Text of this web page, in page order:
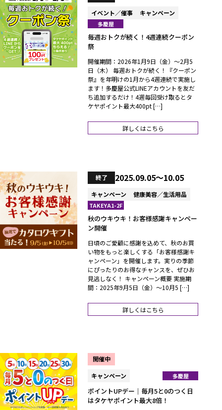
イベント／催事 キャンペーン
多慶屋
毎週おトクが続く！4週連続クーポン
祭
開催期間：2026年1月9日（金）～2月5
日（木） 毎週おトクが続く！『クーポン
祭』を年明けの1月から4週連続で実施し
ます！多慶屋公式LINEアカウントを友だ
ち追加するだけ！4週毎回受け取るとタ
ケヤポイント最大400pt […]
詳しくはこちら
終了 2025.09.05～10.05
キャンペーン 健康美容／生活用品
TAKEYA1-2F
秋のウキウキ！お客様感謝キャンペー
ン開催
日頃のご愛顧に感謝を込めて、秋のお買
い物をもっと楽しくする「お客様感謝キ
ャンペーン」を開催します。実りの季節
にぴったりのお得なチャンスを、ぜひお
見逃しなく！ キャンペーン概要 実施期
間：2025年9月5日（金）～10月5 […]
詳しくはこちら
開催中
キャンペーン
多慶屋
ポイントUPデー｜毎月5と0のつく日
はタケヤポイント最大8倍！